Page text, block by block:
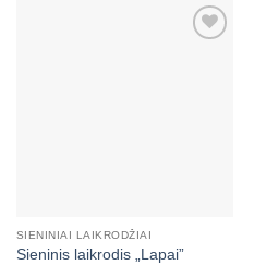
SIENINIAI LAIKRODŽIAI
Sieninis laikrodis „Lapai”